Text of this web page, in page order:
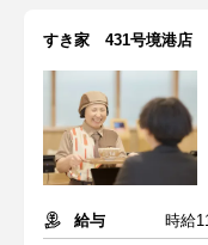
すき家 431号境港店
給与